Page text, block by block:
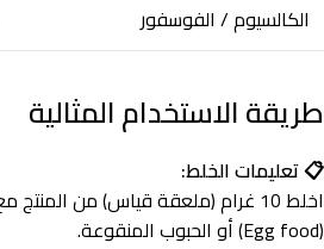
الكالسيوم / الفوسفور
طريقة الاستخدام المثالية
📋 تعليمات الخلط:
(Egg food) أو الحبوب المنقوعة.